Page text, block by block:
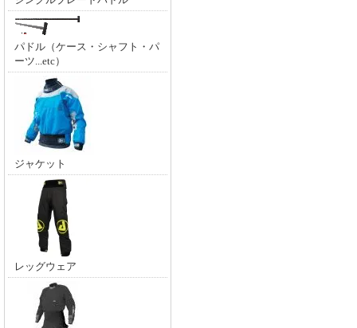
パドル（ケース・シャフト・パ
ーツ...etc）
ジャケット
レッグウェア